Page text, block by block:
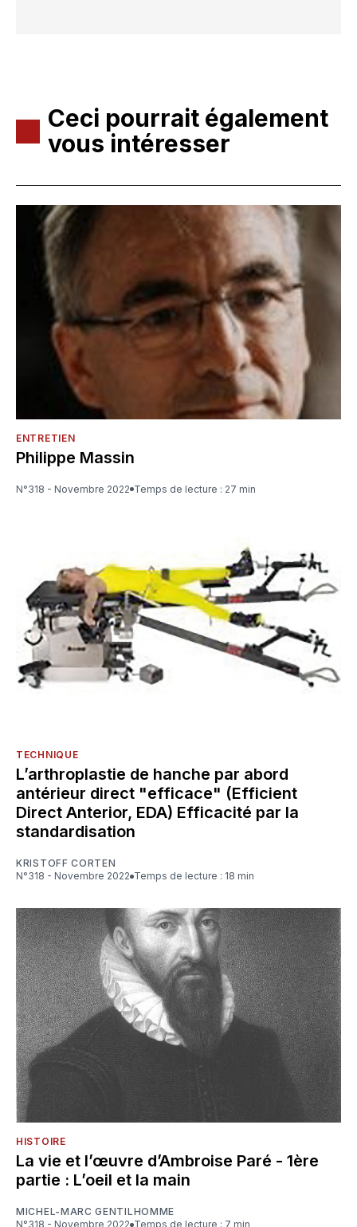
Ceci pourrait également
vous intéresser
ENTRETIEN
Philippe Massin
N°318 - Novembre 2022 Temps de lecture : 27 min
TECHNIQUE
L’arthroplastie de hanche par abord
antérieur direct "efficace" (Efficient
Direct Anterior, EDA) Efficacité par la
standardisation
KRISTOFF CORTEN
N°318 - Novembre 2022
Temps de lecture : 18 min
HISTOIRE
La vie et l’œuvre d’Ambroise Paré - 1ère
partie : L’oeil et la main
MICHEL-MARC GENTILHOMME
N°318 - Novembre 2022
Temps de lecture : 7 min